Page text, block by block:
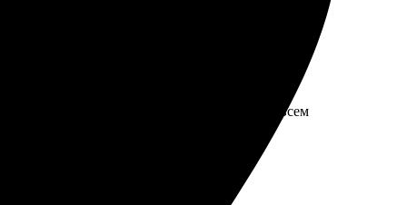
результатом и общением. Рекомендую всем